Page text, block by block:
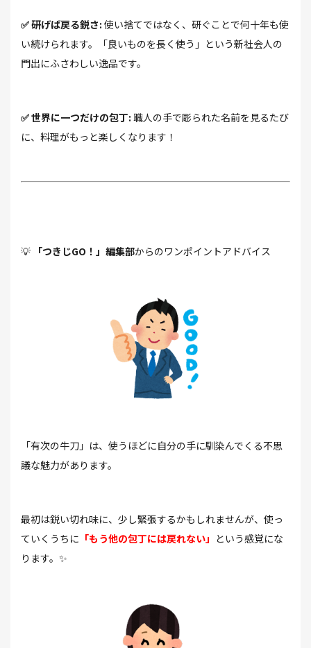
✅ 研げば戻る鋭さ: 使い捨てではなく、研ぐことで何十年も使
い続けられます。「良いものを長く使う」という新社会人の
門出にふさわしい逸品です。
✅ 世界に一つだけの包丁: 職人の手で彫られた名前を見るたび
に、料理がもっと楽しくなります！
💡 「つきじGO！」編集部からのワンポイントアドバイス
「有次の牛刀」は、使うほどに自分の手に馴染んでくる不思
議な魅力があります。
最初は鋭い切れ味に、少し緊張するかもしれませんが、使っ
ていくうちに 「もう他の包丁には戻れない」 という感覚にな
ります。✨